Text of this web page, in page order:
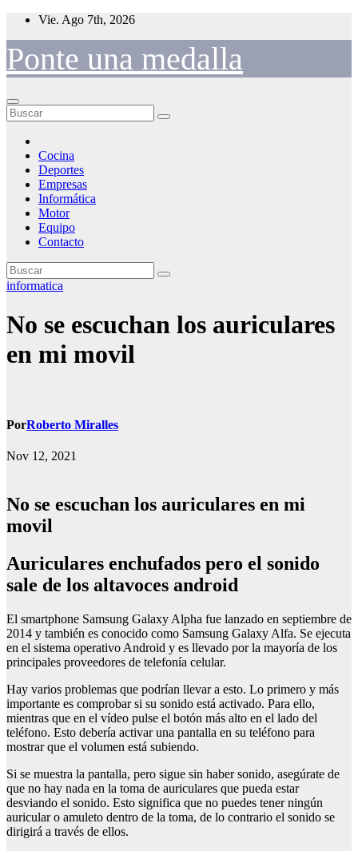
Saltar
contenido
Vie. Ago 7th, 2026
Ponte una medalla
Cocina
Deportes
Empresas
Informática
Motor
Equipo
Contacto
informatica
No se escuchan los auriculares
en mi movil
PorRoberto Miralles
Nov 12, 2021
No se escuchan los auriculares en mi
movil
auriculares enchufados pero el sonido
sale de los altavoces android
El smartphone Samsung Galaxy Alpha fue lanzado en septiembre de
2014 y también es conocido como Samsung Galaxy Alfa. Se ejecuta
en el sistema operativo Android y es llevado por la mayoría de los
principales proveedores de telefonía celular.
Hay varios problemas que podrían llevar a esto. Lo primero y más
importante es comprobar si su sonido está activado. Para ello,
mientras que en el vídeo pulse el botón más alto en el lado del
teléfono. Esto debería activar una pantalla en su teléfono para
mostrar que el volumen está subiendo.
Si se muestra la pantalla, pero sigue sin haber sonido, asegúrate de
que no hay nada en la toma de auriculares que pueda estar
desviando el sonido. Esto significa que no puedes tener ningún
auricular o amuleto dentro de la toma, de lo contrario el sonido se
dirigirá a través de ellos.